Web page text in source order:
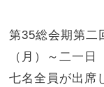
第35総会期第二
（月）～二一
七名全員が出席